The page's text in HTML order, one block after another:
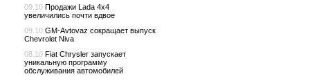
09.10 Продажи Lada 4x4
увеличились почти вдвое
09.10 GM-Avtovaz сокращает выпуск
Chevrolet Niva
08.10 Fiat Chrysler запускает
уникальную программу
обслуживания автомобилей